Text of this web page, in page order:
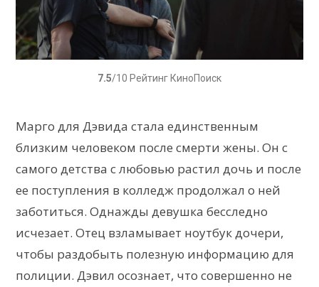
7.5/10 Рейтинг КиноПоиск
Марго для Дэвида стала единственным
близким человеком после смерти жены. Он с
самого детства с любовью растил дочь и после
ее поступления в колледж продолжал о ней
заботиться. Однажды девушка бесследно
исчезает. Отец взламывает ноутбук дочери,
чтобы раздобыть полезную информацию для
полиции. Дэвил осознает, что совершенно не